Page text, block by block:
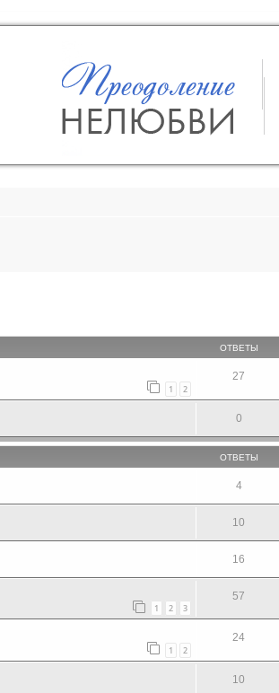
ОТВЕТЫ
1 2
27
0
ОТВЕТЫ
4
10
16
1 2 3
57
1 2
24
10